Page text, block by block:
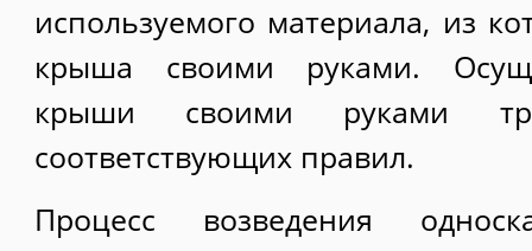
используемого материала, из
крыша своими руками.
крыши своими руками
соответствующих правил.
Процесс возведения